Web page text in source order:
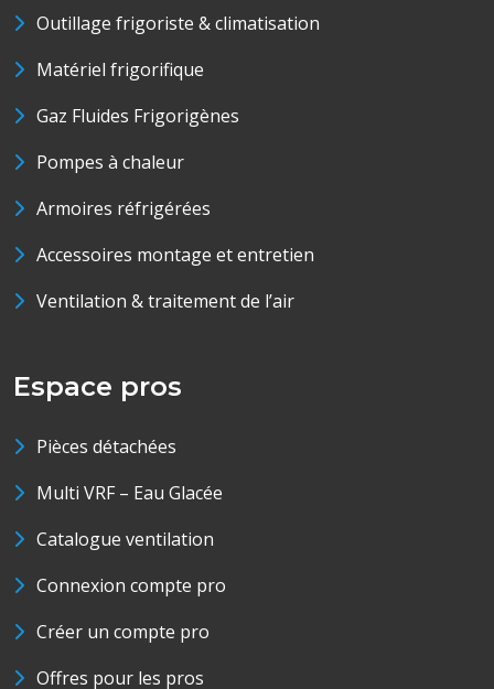
Outillage frigoriste & climatisation
Matériel frigorifique
Gaz Fluides Frigorigènes
Pompes à chaleur
Armoires réfrigérées
Accessoires montage et entretien
Ventilation & traitement de l’air
Espace pros
Pièces détachées
Multi VRF – Eau Glacée
Catalogue ventilation
Connexion compte pro
Créer un compte pro
Offres pour les pros